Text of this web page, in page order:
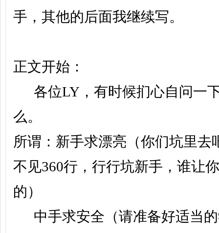
手，其他的后面我继续写。
正文开始：
各位LY，有时候扪心自问一
么。
所谓：新手求漂亮（你们坑里去
不见360行，行行坑新手，谁让
的）
中手求安全（请准备好适当的